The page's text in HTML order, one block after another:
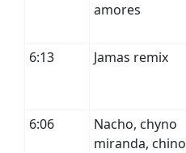
amores
6:13
Jamas remix
6:06
Nacho, chyno
miranda, chino